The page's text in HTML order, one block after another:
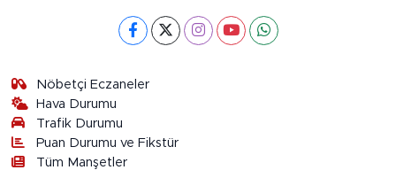
Nöbetçi Eczaneler
Hava Durumu
Trafik Durumu
Puan Durumu ve Fikstür
Tüm Manşetler